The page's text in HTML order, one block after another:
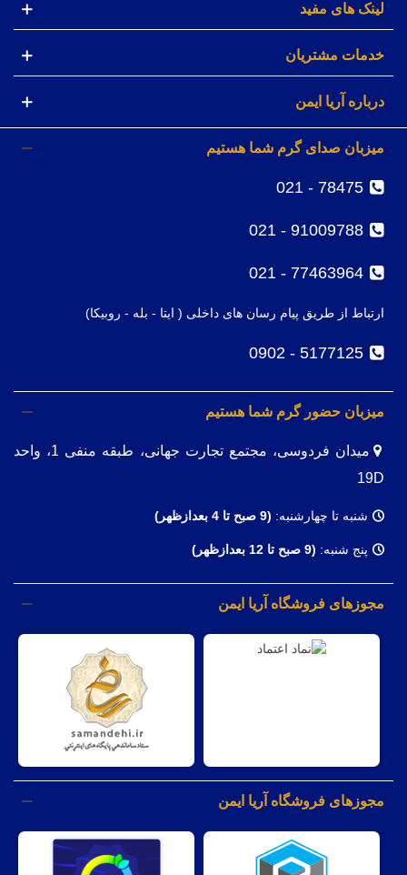
لینک های مفید
خدمات مشتریان
درباره آریا ایمن
میزبان صدای گرم شما هستیم
78475 - 021
91009788 - 021
77463964 - 021
ارتباط از طریق پیام رسان های داخلی ( ایتا - بله - روبیکا)
5177125 - 0902
میزبان حضور گرم شما هستیم
میدان فردوسی، مجتمع تجارت جهانی، طبقه منفی 1، واحد
19D
شنبه تا چهارشنبه: (9 صبح تا 4 بعدازظهر)
پنج شنبه: (9 صبح تا 12 بعدازظهر)
مجوزهای فروشگاه آریا ایمن
مجوزهای فروشگاه آریا ایمن